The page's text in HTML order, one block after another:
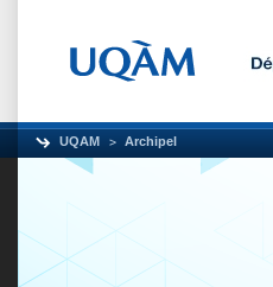
UQAM Archipel